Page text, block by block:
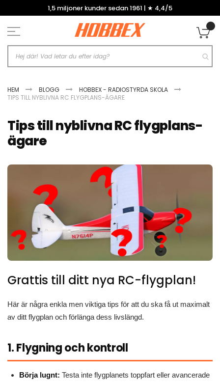
Hoppa
1,5 miljoner kunder sedan 1961 | ★ 4,4/5
HEM BLOGG
HOBBEX - RADIOSTYRDA SKOLA
TIPS TILL NYBLIVNA RC FLYGPLANS-ÄGARE
Tips till nyblivna RC flygplans-
ägare
Grattis till ditt nya RC-flygplan!
Här är några enkla men viktiga tips för att du ska få ut maximalt
av ditt flygplan och förlänga dess livslängd.
1. Flygning och kontroll
Börja lugnt: Testa inte flygplanets toppfart eller avancerade